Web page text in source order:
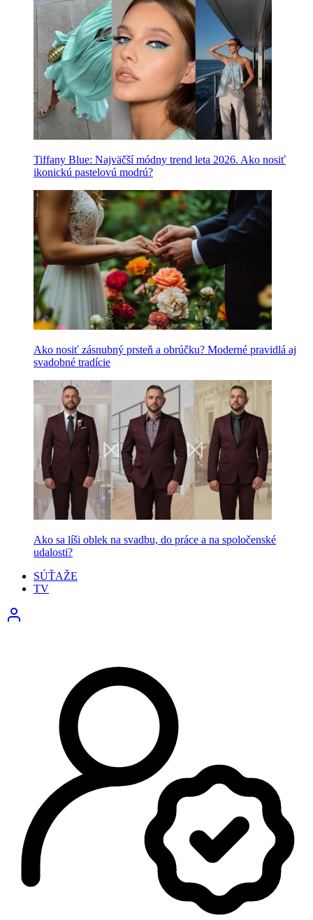
Tiffany Blue: Najväčší módny trend leta 2026. Ako nosiť
ikonickú pastelovú modrú?
Ako nosiť zásnubný prsteň a obrúčku? Moderné pravidlá aj
svadobné tradície
Ako sa líši oblek na svadbu, do práce a na spoločenské
udalosti?
SÚŤAŽE
TV